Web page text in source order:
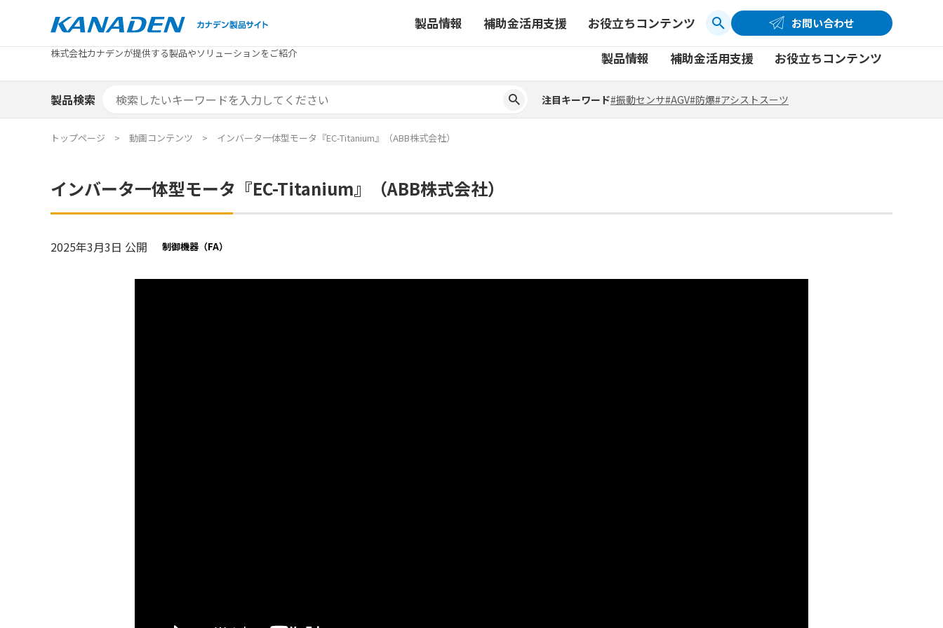
お問い合わせ
製品情報
カテゴリから探す メーカーから探す 事業から探す 製品一覧
エリア別おすすめ製品 特集
カタログ・技術資料 ソリューションサイト
補助金活用支援
補助金検索システム 補助金対象製品一覧 補助金ヘルプデスク
お役立ちコンテンツ
トピックス お役立ちコラム 4コマ漫画でわかる取扱製品 社員ブログ
製品検索 注目キーワード#振動センサ#AGV#防爆#アシストスーツ
株式会社カナデンが提供する製品やソリューションをご紹介
コーポレートサイト お問い合わせ
製品情報
カテゴリから探す メーカーから探す 事業から探す 製品一覧
補助金活用支援
補助金検索システム 補助金対象製品一覧 補助金ヘルプデスク
お役立ちコンテンツ
トピックス お役立ちコラム 4コマ漫画でわかる取扱製品 社員ブログ
製品検索 注目キーワード#振動センサ#AGV#防爆#アシストスーツ
トップページ 動画コンテンツ インバータ一体型モータ『EC-Titanium』（ABB株式会社）
インバータ一体型モータ『EC-Titanium』（ABB株式会社）
2025年3月3日 公開 制御機器（FA）